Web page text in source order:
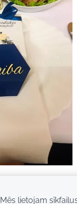
Mēs lietojam